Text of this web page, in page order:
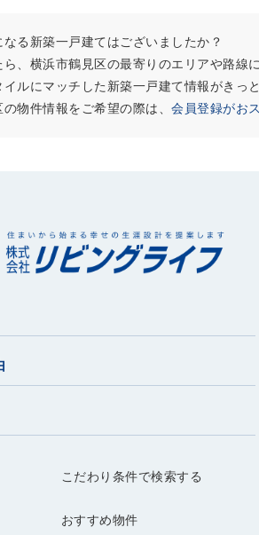
る新築一戸建てはございましたか？
、横浜市鶴見区の最寄りのエリアや路
ルにマッチした新築一戸建て情報がきっ
物件情報をご希望の際は、 会員登録がお
こだわり条件で検索する
おすすめ物件